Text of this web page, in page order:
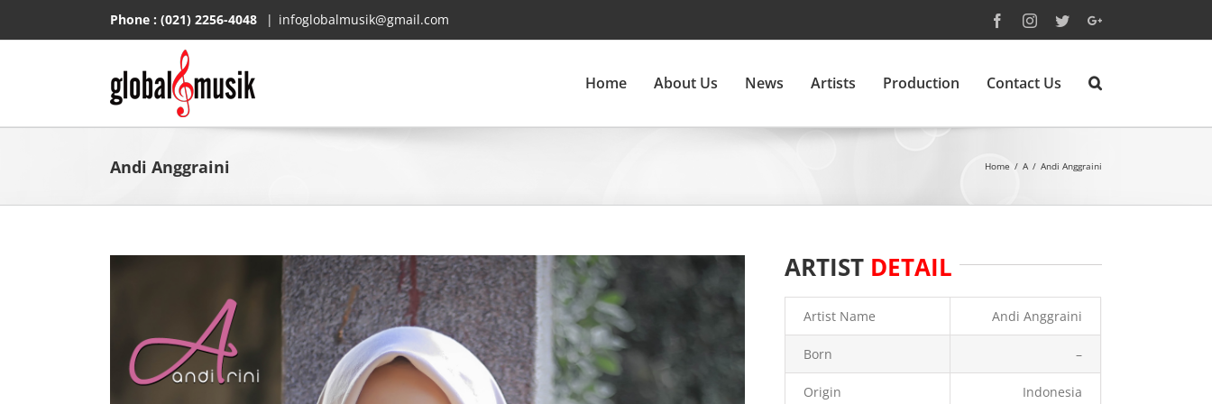
content
Phone : (021) 2256-4048 | infoglobalmusik@gmail.com FacebookInstagram
TwitterGoogle+
Home About Us News Artists Production Contact Us
Andi Anggraini Home / A / Andi Anggraini
ARTIST DETAIL
Artist Name Andi Anggraini
Born –
Origin Indonesia